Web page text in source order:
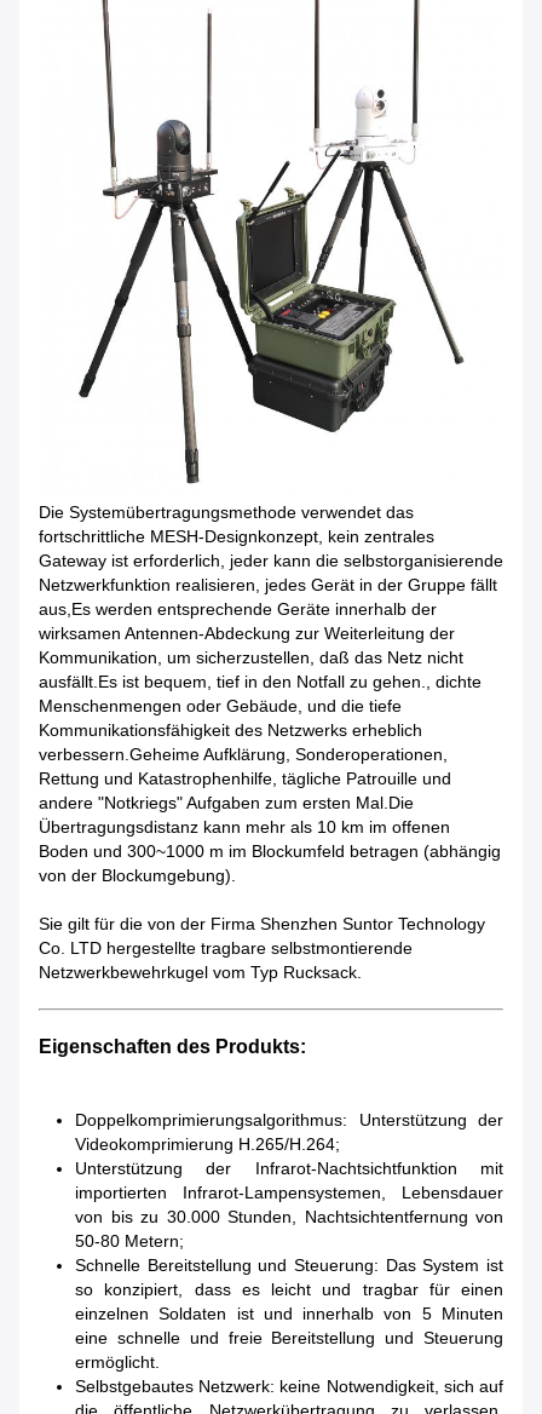
Die Systemübertragungsmethode verwendet das
fortschrittliche MESH-Designkonzept, kein zentrales
Gateway ist erforderlich, jeder kann die selbstorganisierende
Netzwerkfunktion realisieren, jedes Gerät in der Gruppe fällt
aus,Es werden entsprechende Geräte innerhalb der
wirksamen Antennen-Abdeckung zur Weiterleitung der
Kommunikation, um sicherzustellen, daß das Netz nicht
ausfällt.Es ist bequem, tief in den Notfall zu gehen., dichte
Menschenmengen oder Gebäude, und die tiefe
Kommunikationsfähigkeit des Netzwerks erheblich
verbessern.Geheime Aufklärung, Sonderoperationen,
Rettung und Katastrophenhilfe, tägliche Patrouille und
andere "Notkriegs" Aufgaben zum ersten Mal.Die
Übertragungsdistanz kann mehr als 10 km im offenen
Boden und 300~1000 m im Blockumfeld betragen (abhängig
von der Blockumgebung).
Sie gilt für die von der Firma Shenzhen Suntor Technology
Co. LTD hergestellte tragbare selbstmontierende
Netzwerkbewehrkugel vom Typ Rucksack.
Eigenschaften des Produkts:
Doppelkomprimierungsalgorithmus: Unterstützung der
Videokomprimierung H.265/H.264;
Unterstützung der Infrarot-Nachtsichtfunktion mit
importierten Infrarot-Lampensystemen, Lebensdauer
von bis zu 30.000 Stunden, Nachtsichtentfernung von
50-80 Metern;
Schnelle Bereitstellung und Steuerung: Das System ist
so konzipiert, dass es leicht und tragbar für einen
einzelnen Soldaten ist und innerhalb von 5 Minuten
eine schnelle und freie Bereitstellung und Steuerung
ermöglicht.
Selbstgebautes Netzwerk: keine Notwendigkeit, sich auf